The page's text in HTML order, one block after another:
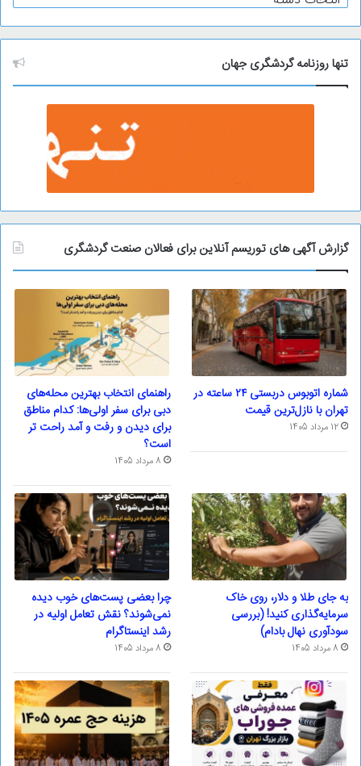
ر
ش
ی
و
تنها روزنامه گردشگری جهان
گزارش آگهی های توریسم آنلاین برای فعالان صنعت گردشگری
شماره اتوبوس دربستی ۲۴ ساعته در
تهران با نازل‌ترین قیمت
12 مرداد 1405
راهنمای انتخاب بهترین محله‌های
دبی برای سفر اولی‌ها: کدام مناطق
برای دیدن و رفت و آمد راحت تر
است؟
8 مرداد 1405
به جای طلا و دلار، روی خاک
سرمایه‌گذاری کنید! (بررسی
سودآوری نهال بادام)
8 مرداد 1405
چرا بعضی پست‌های خوب دیده
نمی‌شوند؟ نقش تعامل اولیه در
رشد اینستاگرام
8 مرداد 1405